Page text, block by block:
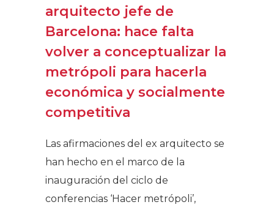
arquitecto jefe de
Barcelona: hace falta
volver a conceptualizar la
metrópoli para hacerla
económica y socialmente
competitiva
Las afirmaciones del ex arquitecto se
han hecho en el marco de la
inauguración del ciclo de
conferencias ‘Hacer metrópoli’,